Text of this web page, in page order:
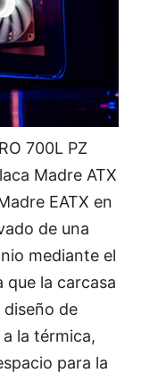
700L PZ
Madre ATX
EATX en
de una
mediante el
la carcasa
diseño de
la térmica,
para la